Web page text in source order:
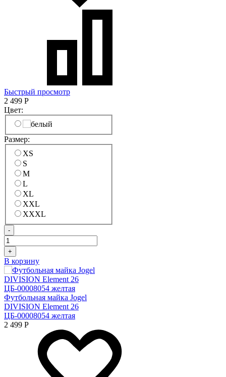
Быстрый просмотр
2 499 Р
Цвет:
Размер:
XS
S
M
L
XL
XXL
XXXL
-
+
В корзину
Футбольная майка Jogel
DIVISION Element 26
ЦБ-00008054 желтая
2 499 Р